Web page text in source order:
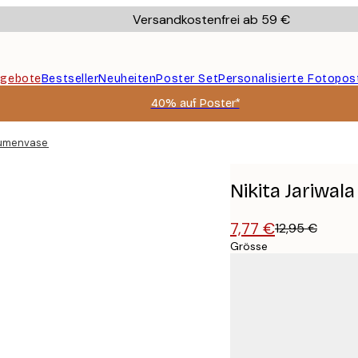
Versandkostenfrei ab 59 €
BestsellerNeuheitenPoster SetPersonalisierte
40% auf Poster*
Poster
Nikita
7,77 €12,95 €
Grösse